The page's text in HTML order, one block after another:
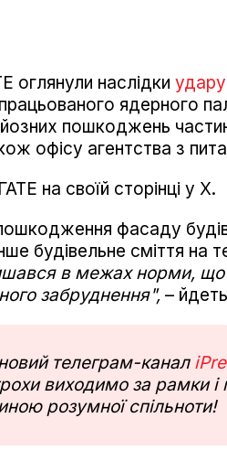
оглянули наслідки
ядерного
пошкоджень
офісу агентства з
на своїй сторінці у Х.
фасаду
будівельне сміття на
в межах норми, що
забруднення", –
телеграм-канал
виходимо за рамки і
розумної спільноти!